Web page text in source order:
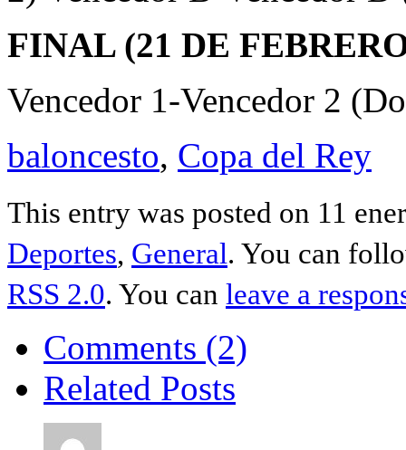
FINAL (21 DE
Vencedor 1-Vencedor 2
baloncesto, Copa del Rey
This entry was posted on 11
Deportes, General. You can
RSS 2.0. You can leave a
Comments (2)
Related Posts